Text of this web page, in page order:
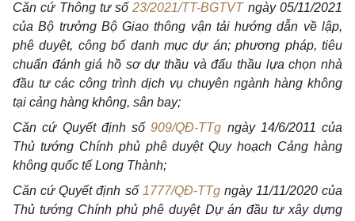
Căn cứ Thông tư số23/2021/TT-BGTVTngày 05/11/2021
của Bộ trưởng Bộ Giao thông vận tải hướng dẫn về lập,
phê duyệt, công bố danh mục dự án; phương pháp, tiêu
chuẩn đánh giá hồ sơ dự thầu và đấu thầu lựa chọn nhà
đầu tư các công trình dịch vụ chuyên ngành hàng không
tại cảng hàng không, sân bay;
Căn cứ Quyết định số909/QĐ-TTg ngày 14/6/2011 của
Thủ tướng Chính phủ phê duyệt Quy hoạch Cảng hàng
không quốc tế Long Thành;
Căn cứ Quyết định số 1777/QĐ-TTgngày 11/11/2020 của
Thủ tướng Chính phủ phê duyệt Dự án đầu tư xây dựng